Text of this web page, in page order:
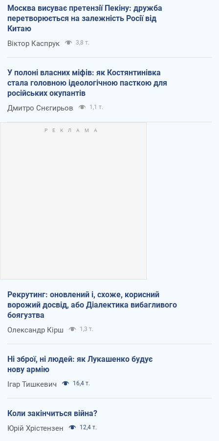
Москва висуває претензії Пекіну: дружба
перетворюється на залежність Росії від
Китаю
Віктор Каспрук 3,8 т.
У полоні власних міфів: як Костянтинівка
стала головною ідеологічною пасткою для
російських окупантів
Дмитро Снєгирьов 1,1 т.
Рекрутинг: оновлений і, схоже, корисний
ворожий досвід, або Діалектика вибагливого
боягузтва
Олександр Кірш 1,3 т.
Ні зброї, ні людей: як Лукашенко будує
нову армію
Ігар Тишкевич 16,4 т.
Коли закінчиться війна?
Юрій Хрістензен 12,4 т.